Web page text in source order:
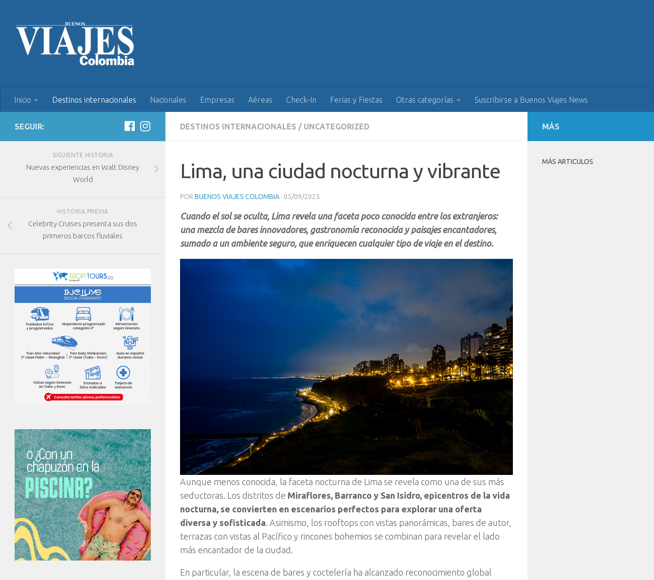
Inicio Destinos internacionales Nacionales Empresas Aéreas Check-In Ferias y Fiestas Otras categorías Suscribirse a Buenos Viajes News
DESTINOS INTERNACIONALES / UNCATEGORIZED
Lima, una ciudad nocturna y vibrante
POR BUENOS VIAJES COLOMBIA · 05/09/2025
Cuando el sol se oculta, Lima revela una faceta poco conocida entre los extranjeros:
una mezcla de bares innovadores, gastronomía reconocida y paisajes encantadores,
sumado a un ambiente seguro, que enriquecen cualquier tipo de viaje en el destino.
Aunque menos conocida, la faceta nocturna de Lima se revela como una de sus más
seductoras. Los distritos de Miraflores, Barranco y San Isidro, epicentros de la vida
nocturna, se convierten en escenarios perfectos para explorar una oferta
diversa y sofisticada . Asimismo, los rooftops con vistas panorámicas, bares de autor,
terrazas con vistas al Pacífico y rincones bohemios se combinan para revelar el lado
más encantador de la ciudad.
En particular, la escena de bares y coctelería ha alcanzado reconocimiento global
SEGUIR:
SIGUIENTE HISTORIA
Nuevas experiencias en Walt Disney
World
HISTORIA PREVIA
Celebrity Cruises presenta sus dos
primeros barcos fluviales
MÁS
MÁS ARTICULOS